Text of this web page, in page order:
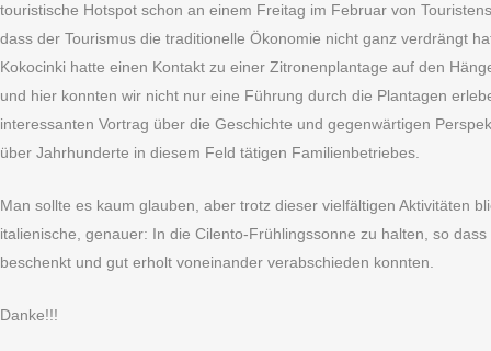
touristische Hotspot schon an einem Freitag im Februar von
dass der Tourismus die traditionelle Ökonomie nicht ganz verdrängt
Kokocinki hatte einen Kontakt zu einer Zitronenplantage auf den
und hier konnten wir nicht nur eine Führung durch die Plantagen
interessanten Vortrag über die Geschichte und gegenwärtigen
über Jahrhunderte in diesem Feld tätigen Familienbetriebes.
Man sollte es kaum glauben, aber trotz dieser vielfältigen Aktivitäten
italienische, genauer: In die Cilento-Frühlingssonne zu halten, so
beschenkt und gut erholt voneinander verabschieden konnten.
Danke!!!